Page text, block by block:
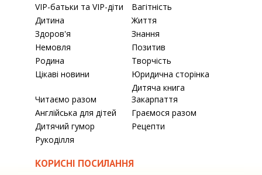
VIP-батьки та VIP-діти
Вагітність
Дитина
Життя
Здоров'я
Знання
Немовля
Позитив
Родина
Творчість
Цікаві новини
Юридична сторінка
Читаємо разом
Дитяча книга
Закарпаття
Англійська для дітей
Граємося разом
Дитячий гумор
Рецепти
Рукоділля
КОРИСНІ ПОСИЛАННЯ